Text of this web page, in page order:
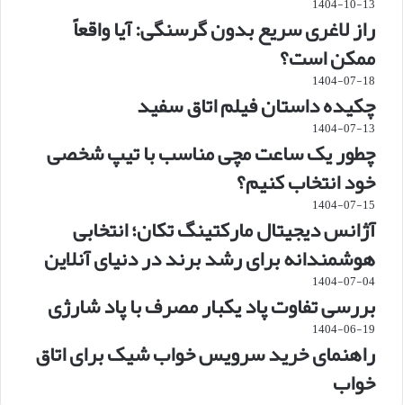
1404-10-13
راز لاغری سریع بدون گرسنگی: آیا واقعاً
ممکن است؟
1404-07-18
چکیده داستان فیلم اتاق سفید
1404-07-13
چطور یک ساعت مچی مناسب با تیپ شخصی
خود انتخاب کنیم؟
1404-07-15
آژانس دیجیتال مارکتینگ تکان؛ انتخابی
هوشمندانه برای رشد برند در دنیای آنلاین
1404-07-04
بررسی تفاوت پاد یکبار مصرف با پاد شارژی
1404-06-19
راهنمای خرید سرویس خواب شیک برای اتاق
خواب